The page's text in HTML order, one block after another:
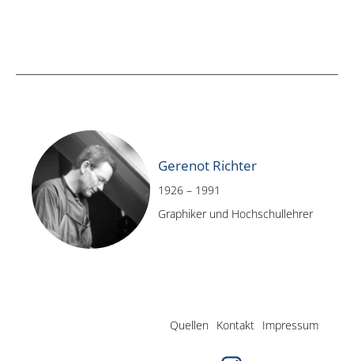
Gerenot Richter
1926 – 1991
Graphiker und Hochschullehrer
Quellen Kontakt Impressum